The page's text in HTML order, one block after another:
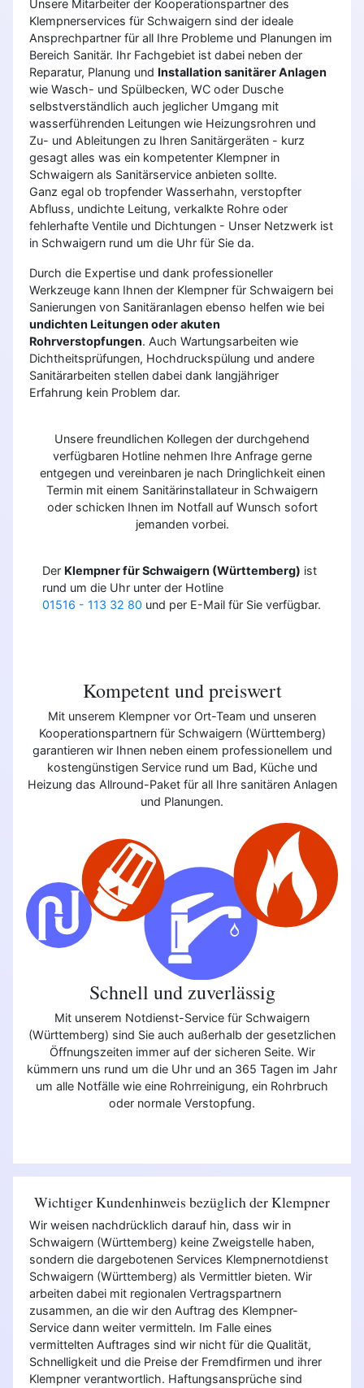
Unsere Mitarbeiter der Kooperationspartner des
Klempnerservices für Schwaigern sind der ideale
Ansprechpartner für all Ihre Probleme und Planungen im
Bereich Sanitär. Ihr Fachgebiet ist dabei neben der
Reparatur, Planung und Installation sanitärer Anlagen
wie Wasch- und Spülbecken, WC oder Dusche
selbstverständlich auch jeglicher Umgang mit
wasserführenden Leitungen wie Heizungsrohren und
Zu- und Ableitungen zu Ihren Sanitärgeräten - kurz
gesagt alles was ein kompetenter Klempner in
Schwaigern als Sanitärservice anbieten sollte.
Ganz egal ob tropfender Wasserhahn, verstopfter
Abfluss, undichte Leitung, verkalkte Rohre oder
fehlerhafte Ventile und Dichtungen - Unser Netzwerk ist
in Schwaigern rund um die Uhr für Sie da.
Durch die Expertise und dank professioneller
Werkzeuge kann Ihnen der Klempner für Schwaigern bei
Sanierungen von Sanitäranlagen ebenso helfen wie bei
undichten Leitungen oder akuten
Rohrverstopfungen. Auch Wartungsarbeiten wie
Dichtheitsprüfungen, Hochdruckspülung und andere
Sanitärarbeiten stellen dabei dank langjähriger
Erfahrung kein Problem dar.
Unsere freundlichen Kollegen der durchgehend
verfügbaren Hotline nehmen Ihre Anfrage gerne
entgegen und vereinbaren je nach Dringlichkeit einen
Termin mit einem Sanitärinstallateur in Schwaigern
oder schicken Ihnen im Notfall auf Wunsch sofort
jemanden vorbei.
Der Klempner für Schwaigern (Württemberg) ist
rund um die Uhr unter der Hotline
01516 - 113 32 80 und per E-Mail für Sie verfügbar.
Kompetent und preiswert
Mit unserem Klempner vor Ort-Team und unseren
Kooperationspartnern für Schwaigern (Württemberg)
garantieren wir Ihnen neben einem professionellem und
kostengünstigen Service rund um Bad, Küche und
Heizung das Allround-Paket für all Ihre sanitären Anlagen
und Planungen.
Schnell und zuverlässig
Mit unserem Notdienst-Service für Schwaigern
(Württemberg) sind Sie auch außerhalb der gesetzlichen
Öffnungszeiten immer auf der sicheren Seite. Wir
kümmern uns rund um die Uhr und an 365 Tagen im Jahr
um alle Notfälle wie eine Rohrreinigung, ein Rohrbruch
oder normale Verstopfung.
Wichtiger Kundenhinweis bezüglich der Klempner
Wir weisen nachdrücklich darauf hin, dass wir in
Schwaigern (Württemberg) keine Zweigstelle haben,
sondern die dargebotenen Services Klempnernotdienst
Schwaigern (Württemberg) als Vermittler bieten. Wir
arbeiten dabei mit regionalen Vertragspartnern
zusammen, an die wir den Auftrag des Klempner-
Service dann weiter vermitteln. Im Falle eines
vermittelten Auftrages sind wir nicht für die Qualität,
Schnelligkeit und die Preise der Fremdfirmen und ihrer
Klempner verantwortlich. Haftungsansprüche sind